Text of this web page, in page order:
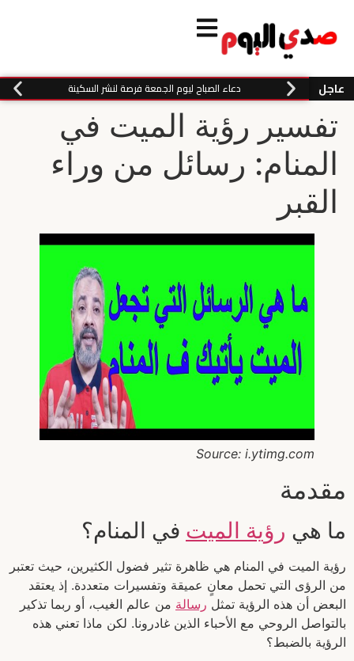
عاجل دعاء الصباح ليوم الجمعة فرصة لنشر السكينة
تفسير رؤية الميت في
المنام: رسائل من وراء
القبر
Source: i.ytimg.com
مقدمة
ما هي رؤية الميت في المنام؟
رؤية الميت في المنام هي ظاهرة تثير فضول الكثيرين، حيث تعتبر
من الرؤى التي تحمل معانٍ عميقة وتفسيرات متعددة. إذ يعتقد
البعض أن هذه الرؤية تمثل رسالة من عالم الغيب، أو ربما تذكير
بالتواصل الروحي مع الأحباء الذين غادرونا. لكن ماذا تعني هذه
الرؤية بالضبط؟